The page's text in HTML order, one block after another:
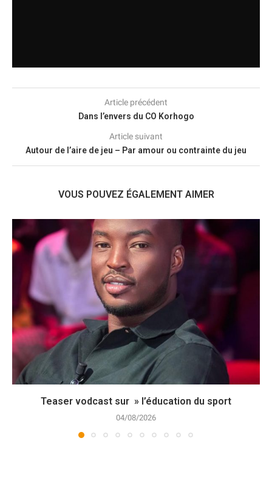
Article précédent
Dans l’envers du CO Korhogo
Article suivant
Autour de l’aire de jeu – Par amour ou contrainte du jeu
VOUS POUVEZ ÉGALEMENT AIMER
Teaser vodcast sur » l’éducation du sport
04/08/2026